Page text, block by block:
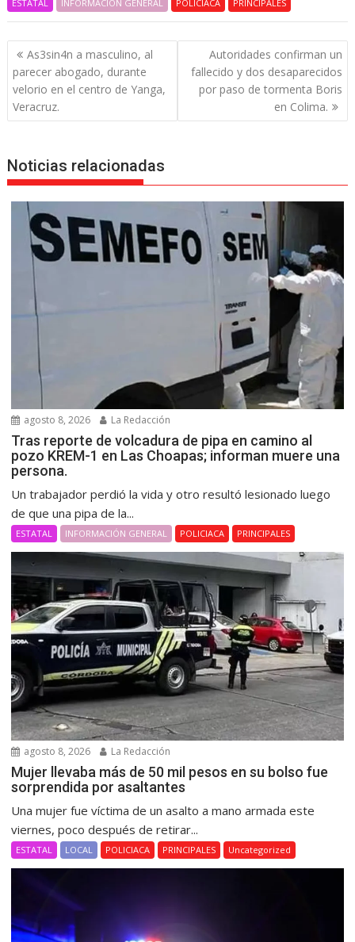
ESTATAL INFORMACIÓN GENERAL POLICIACA PRINCIPALES
Navegación
de
entradas
As3sin4n a masculino, al
parecer abogado, durante
velorio en el centro de Yanga,
Veracruz.
Autoridades confirman un
fallecido y dos desaparecidos
por paso de tormenta Boris
en Colima.
Noticias relacionadas
agosto 8, 2026 La Redacción
Tras reporte de volcadura de pipa en camino al
pozo KREM-1 en Las Choapas; informan muere una
persona.
Un trabajador perdió la vida y otro resultó lesionado luego
de que una pipa de la...
ESTATAL INFORMACIÓN GENERAL POLICIACA PRINCIPALES
agosto 8, 2026 La Redacción
Mujer llevaba más de 50 mil pesos en su bolso fue
sorprendida por asaltantes
Una mujer fue víctima de un asalto a mano armada este
viernes, poco después de retirar...
ESTATAL LOCAL POLICIACA PRINCIPALES Uncategorized